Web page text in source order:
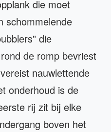
die moet
schommelende
die
de romp bevriest
nauwlettende
onderhoud is de
rij zit bij elke
boven het